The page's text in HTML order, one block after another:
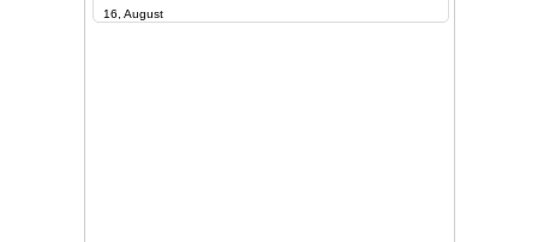
16, August